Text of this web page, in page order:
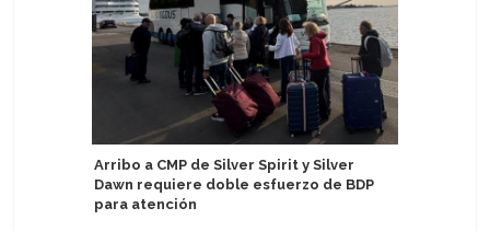
Arribo a CMP de Silver Spirit y Silver
Dawn requiere doble esfuerzo de BDP
para atención